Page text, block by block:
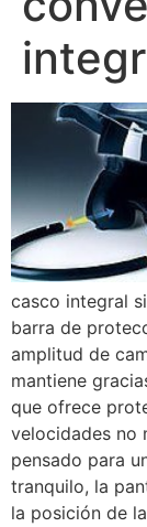
casco integral
barra de
amplitud de
mantiene
que ofrece
velocidades no
pensado para
tranquilo, la
la posición de